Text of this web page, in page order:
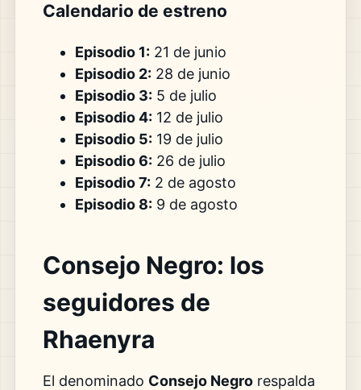
Calendario de estreno
Episodio 1: 21 de junio
Episodio 2: 28 de junio
Episodio 3: 5 de julio
Episodio 4: 12 de julio
Episodio 5: 19 de julio
Episodio 6: 26 de julio
Episodio 7: 2 de agosto
Episodio 8: 9 de agosto
Consejo Negro: los
seguidores de
Rhaenyra
El denominado Consejo Negrorespalda